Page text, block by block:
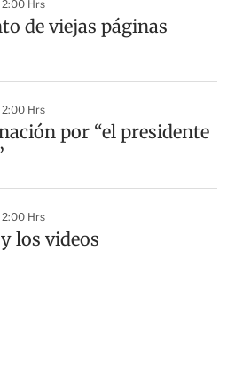
Hrs
de viejas páginas
Hrs
por “el presidente
Hrs
los videos